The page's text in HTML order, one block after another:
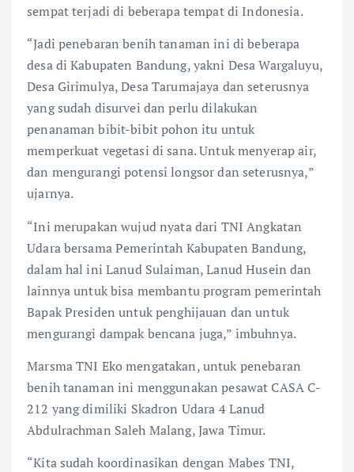
sempat terjadi di beberapa tempat di Indonesia.
“Jadi penebaran benih tanaman ini di beberapa
desa di Kabupaten Bandung, yakni Desa Wargaluyu,
Desa Girimulya, Desa Tarumajaya dan seterusnya
yang sudah disurvei dan perlu dilakukan
penanaman bibit-bibit pohon itu untuk
memperkuat vegetasi di sana. Untuk menyerap air,
dan mengurangi potensi longsor dan seterusnya,”
ujarnya.
“Ini merupakan wujud nyata dari TNI Angkatan
Udara bersama Pemerintah Kabupaten Bandung,
dalam hal ini Lanud Sulaiman, Lanud Husein dan
lainnya untuk bisa membantu program pemerintah
Bapak Presiden untuk penghijauan dan untuk
mengurangi dampak bencana juga,” imbuhnya.
Marsma TNI Eko mengatakan, untuk penebaran
benih tanaman ini menggunakan pesawat CASA C-
212 yang dimiliki Skadron Udara 4 Lanud
Abdulrachman Saleh Malang, Jawa Timur.
“Kita sudah koordinasikan dengan Mabes TNI,